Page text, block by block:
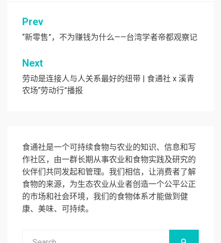
文
章
导
航
Prev
“新零售”，不为赚钱为什么——台湾学者帝都观察记
Next
劳动是连接人与人关系最好的纽带 | 食通社 x 溪青
农场“劳动行”播报
食通社是一个可持续食物与农业的知识、信息和写
作社区，由一群长期从事农业和食物实践及研究的
伙伴们共同发起和管理。我们相信，让消费者了解
食物的来源，为生态农业从业者创造一个公平公正
的市场和社会环境，我们的食物体系才能做到健
康、美味、可持续。